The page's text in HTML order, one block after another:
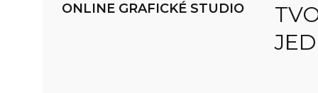
ONLINE GRAFICKÉ STUDIO